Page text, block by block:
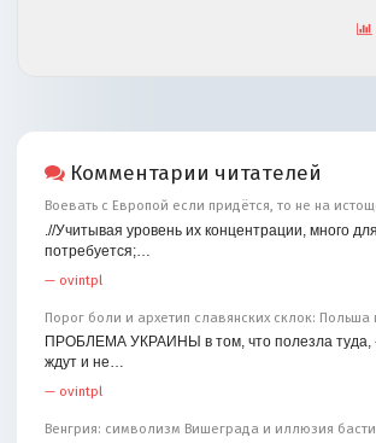
Комментарии читателей
Воевать с Европой если придётся, то не на
.//Учитывая уровень их концентрации, много
потребуется;…
— ovintpl
Порог боли и архетип славянских склок: Польша
ПРОБЛЕМА УКРАИНЫ в том, что полезла туда, -
ждут и не…
— ovintpl
Венгрия: символизм Вишеграда и иллюзия